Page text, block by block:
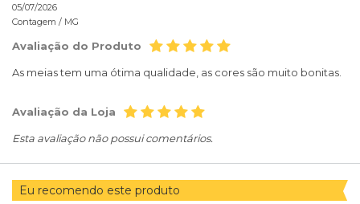
05/07/2026
Contagem / MG
Avaliação do Produto
As meias tem uma ótima qualidade, as cores são muito bonitas.
Avaliação da Loja
Esta avaliação não possui comentários.
Eu recomendo este produto